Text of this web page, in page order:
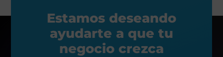
Estamos deseando
ayudarte a que tu
negocio crezca